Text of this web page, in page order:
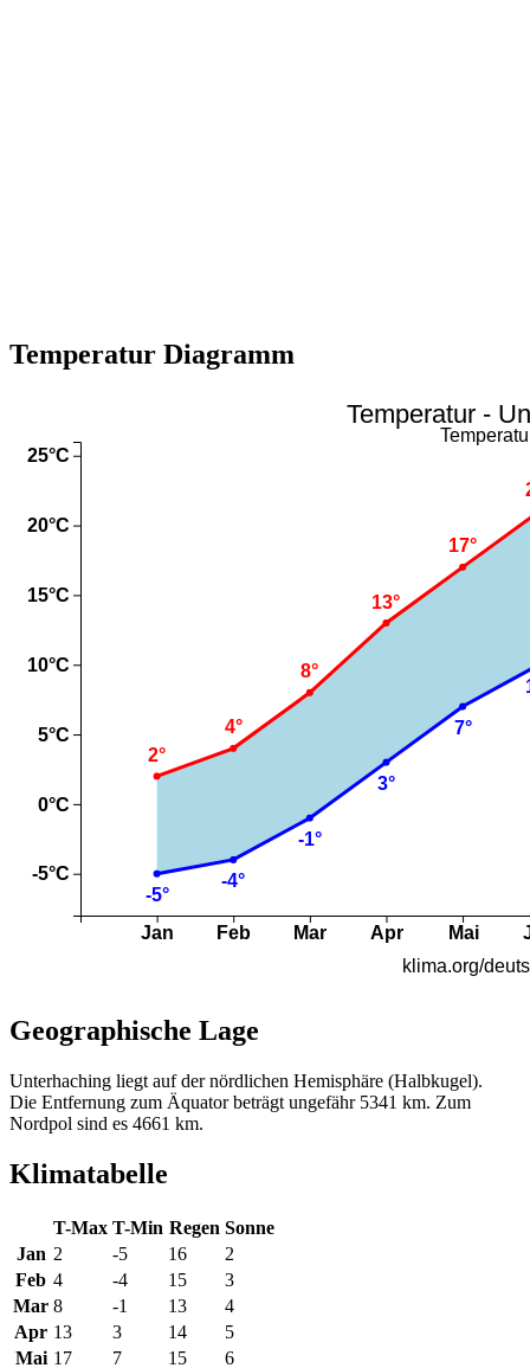
Temperatur Diagramm
Geographische Lage
Unterhaching liegt auf der nördlichen Hemisphäre (Halbkugel).
Die Entfernung zum Äquator beträgt ungefähr 5341 km. Zum
Nordpol sind es 4661 km.
Klimatabelle
T-Max T-Min Regen Sonne
Jan 2 -5 16
2
Feb 4 -4 15
3
Mar 8 -1 13
4
Apr 13 3 14
5
Mai 17 7 15 6